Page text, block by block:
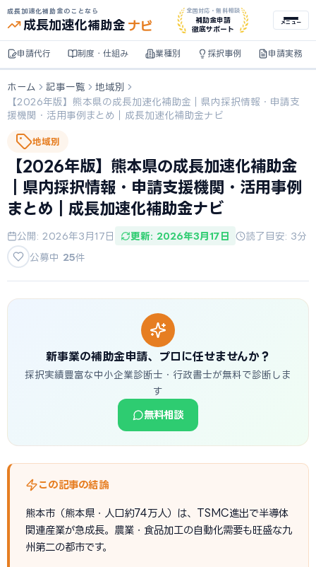
成長加速化補助金のことなら
成長加速化補助金 ナビ
全国対応・無料相談
補助金申請
徹底サポート
メニュー
申請代行 制度・仕組み 業種別 採択事例 申請実務
ホーム 記事一覧
地域別
【2026年版】熊本県の成長加速化補助金｜県内採択情報・申請支
援機関・活用事例まとめ｜成長加速化補助金ナビ
地域別
【2026年版】熊本県の成長加速化補助金
｜県内採択情報・申請支援機関・活用事例
まとめ｜成長加速化補助金ナビ
公開: 2026年3月17日 更新: 2026年3月17日
読了目安: 3分
公募中 25件
新事業の補助金申請、プロに任せませんか？
採択実績豊富な中小企業診断士・行政書士が無料で診断しま
す
無料相談
この記事の結論
熊本市（熊本県・人口約74万人）は、TSMC進出で半導体
関連産業が急成長。農業・食品加工の自動化需要も旺盛な九
州第二の都市です。